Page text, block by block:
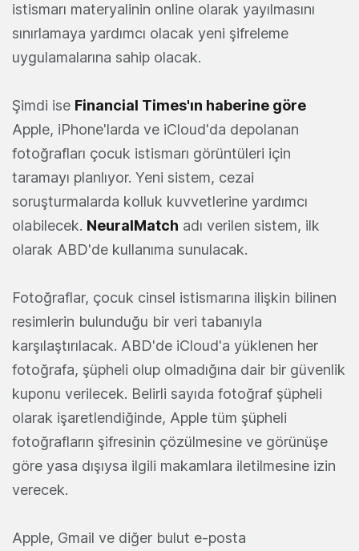
istismarı materyalinin online olarak yayılmasını
sınırlamaya yardımcı olacak yeni şifreleme
uygulamalarına sahip olacak.
Şimdi ise Financial Times'ın haberine göre
Apple, iPhone'larda ve iCloud'da depolanan
fotoğrafları çocuk istismarı görüntüleri için
taramayı planlıyor. Yeni sistem, cezai
soruşturmalarda kolluk kuvvetlerine yardımcı
olabilecek. NeuralMatch adı verilen sistem, ilk
olarak ABD'de kullanıma sunulacak.
Fotoğraflar, çocuk cinsel istismarına ilişkin bilinen
resimlerin bulunduğu bir veri tabanıyla
karşılaştırılacak. ABD'de iCloud'a yüklenen her
fotoğrafa, şüpheli olup olmadığına dair bir güvenlik
kuponu verilecek. Belirli sayıda fotoğraf şüpheli
olarak işaretlendiğinde, Apple tüm şüpheli
fotoğrafların şifresinin çözülmesine ve görünüşe
göre yasa dışıysa ilgili makamlara iletilmesine izin
verecek.
Apple, Gmail ve diğer bulut e-posta